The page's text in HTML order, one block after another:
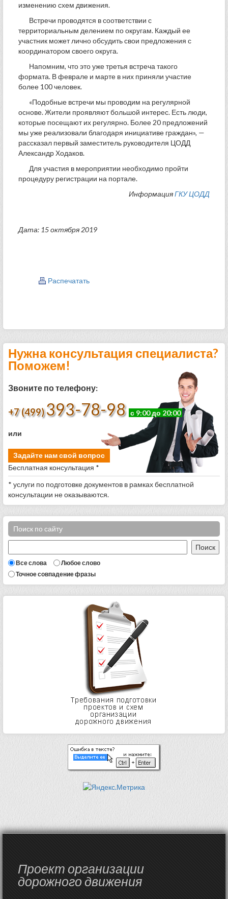
изменению схем движения.
Встречи проводятся в соответствии с
территориальным делением по округам. Каждый ее
участник может лично обсудить свои предложения с
координатором своего округа.
Напомним, что это уже третья встреча такого
формата. В феврале и марте в них приняли участие
более 100 человек.
«Подобные встречи мы проводим на регулярной
основе. Жители проявляют большой интерес. Есть люди,
которые посещают их регулярно. Более 20 предложений
мы уже реализовали благодаря инициативе граждан», —
рассказал первый заместитель руководителя ЦОДД
Александр Ходаков.
Для участия в мероприятии необходимо пройти
процедуру регистрации на портале.
ИнформацияГКУ ЦОДД
Дата: 15 октября 2019
Распечатать
Нужна консультация специалиста?
Поможем!
Звоните по телефону:
+7 (499) 393-78-98 с 9:00 до 20:00
или
Задайте нам свой вопрос
Бесплатная консультация *
* услуги по подготовке документов в рамках бесплатной
консультации не оказываются.
Поиск по сайту
Все слова
Любое слово
Точное совпадение фразы
Проект организации
дорожного движения